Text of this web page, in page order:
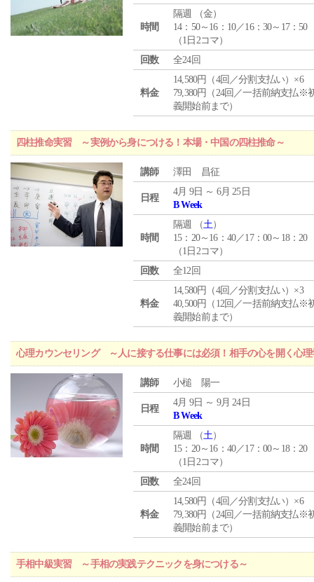
時間
隔週 （金）
14：50～16：10／16：30～17：50
（1日2コマ）
回数
全24回
料金
14,580円（4回／分割支払い）×6
79,380円（24回／一括前納支払※
義開始前まで）
四柱推命実習 ～実例から身につける！本場・中国の四柱推命～
講師 澤田 昌征
日程
4月 9日 ～ 6月 25日
B Week
時間
隔週 （土）
15：20～16：40／17：00～18：20
（1日2コマ）
回数
全12回
料金
14,580円（4回／分割支払い）×3
40,500円（12回／一括前納支払※
義開始前まで）
心理カウンセリング ～人に接する仕事には必須！相手の心を開く心理
講師 小槌 陽一
日程
4月 9日 ～ 9月 24日
B Week
時間
隔週 （土）
15：20～16：40／17：00～18：20
（1日2コマ）
回数
全24回
料金
14,580円（4回／分割支払い）×6
79,380円（24回／一括前納支払※
義開始前まで）
手相中級実習 ～手相の実践テクニックを身につける～